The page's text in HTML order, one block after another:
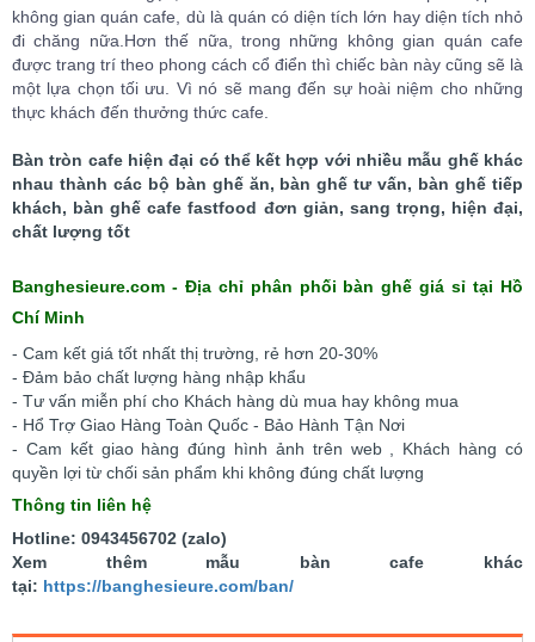
không gian quán cafe, dù là quán có diện tích lớn hay diện tích nhỏ
đi chăng nữa.Hơn thế nữa, trong những không gian quán cafe
được trang trí theo phong cách cổ điển thì chiếc bàn này cũng sẽ là
một lựa chọn tối ưu. Vì nó sẽ mang đến sự hoài niệm cho những
thực khách đến thưởng thức cafe.
Bàn tròn cafe hiện đại có thể kết hợp với nhiều mẫu ghế khác
nhau thành các bộ bàn ghế ăn, bàn ghế tư vấn, bàn ghế tiếp
khách, bàn ghế cafe fastfood đơn giản, sang trọng, hiện đại,
chất lượng tốt
Banghesieure.com - Địa chỉ phân phối bàn ghế giá sỉ tại Hồ
Chí Minh
- Cam kết giá tốt nhất thị trường, rẻ hơn 20-30%
- Đảm bảo chất lượng hàng nhập khẩu
- Tư vấn miễn phí cho Khách hàng dù mua hay không mua
- Hổ Trợ Giao Hàng Toàn Quốc - Bảo Hành Tận Nơi
- Cam kết giao hàng đúng hình ảnh trên web , Khách hàng có
quyền lợi từ chối sản phẩm khi không đúng chất lượng
Thông tin liên hệ
Hotline: 0943456702 (zalo)
Xem thêm mẫu bàn cafe khác
tại: https://banghesieure.com/ban/